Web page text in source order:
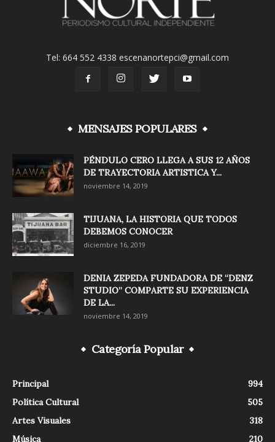
Tel: 664 552 4338 escenanortepci@gmail.com
MENSAJES POPULARES
PÉNDULO CERO LLEGA A SUS 12 AÑOS
DE TRAYECTORIA ARTISTICA Y...
noviembre 14, 2019
TIJUANA, LA HISTORIA QUE TODOS
DEBEMOS CONOCER
diciembre 16, 2019
DENIA ZEPEDA FUNDADORA DE “DENZ
STUDIO” COMPARTE SU EXPERIENCIA
DE LA...
noviembre 14, 2019
Categoría Popular
Principal
994
Política Cultural
505
Artes Visuales
318
Música
210